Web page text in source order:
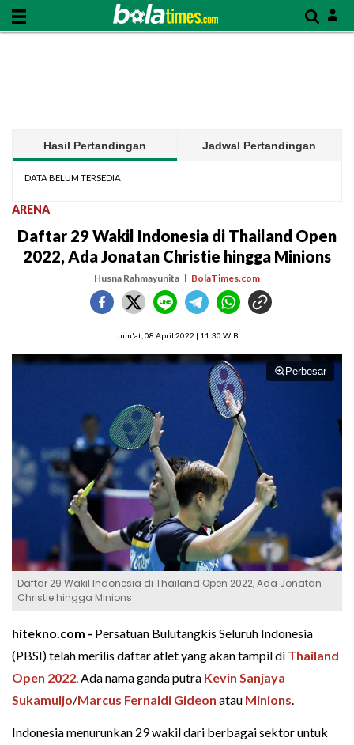
Hasil Pertandingan Jadwal Pertandingan
DATA BELUM TERSEDIA
ARENA
Daftar 29 Wakil Indonesia di Thailand Open
2022, Ada Jonatan Christie hingga Minions
Husna Rahmayunita BolaTimes.com
Jum'at, 08 April 2022 | 11:30 WIB
Perbesar
Daftar 29 Wakil Indonesia di Thailand Open 2022, Ada Jonatan
Christie hingga Minions
hitekno.com - Persatuan Bulutangkis Seluruh Indonesia
(PBSI) telah merilis daftar atlet yang akan tampil di Thailand
Open 2022. Ada nama ganda putra Kevin Sanjaya
Sukamuljo/Marcus Fernaldi Gideon atau Minions.
Indonesia menurunkan 29 wakil dari berbagai sektor untuk